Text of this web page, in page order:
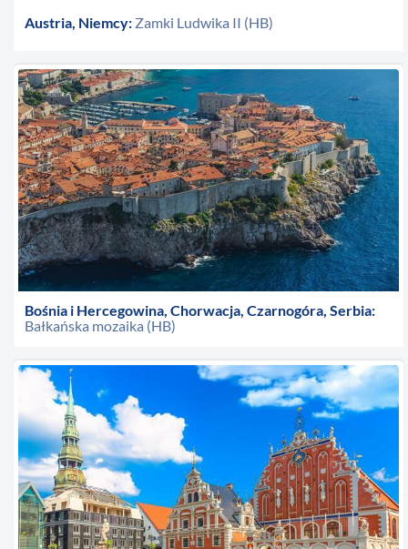
Austria, Niemcy: Zamki Ludwika II (HB)
Bośnia i Hercegowina, Chorwacja, Czarnogóra, Serbia:
Bałkańska mozaika (HB)